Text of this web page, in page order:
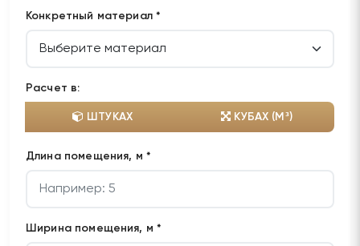
Конкретный материал *
Расчет в:
ШТУКАХ КУБАХ (М³)
Длина помещения, м *
Ширина помещения, м *